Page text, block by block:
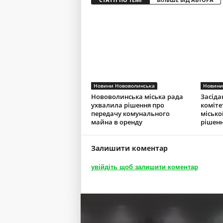
Новини Нововолинська
Нововолинська міська рада
ухвалила рішення про
передачу комунального
майна в оренду
Новини
Залишити коментар
увійдіть щоб залишити коментар